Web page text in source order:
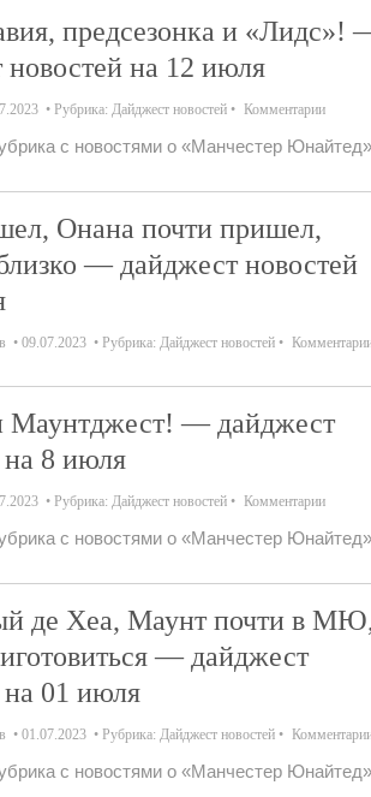
предсезонка и «Лидс»!
новостей на 12 июля
Рубрика: Дайджест новостей Комментарии
с новостями о «Манчестер
Онана почти пришел,
— дайджест новостей
09.07.2023 Рубрика: Дайджест новостей
Маунтджест! — дайджест
на 8 июля
Рубрика: Дайджест новостей Комментарии
с новостями о «Манчестер
де Хеа, Маунт почти в МЮ,
— дайджест
на 01 июля
01.07.2023 Рубрика: Дайджест новостей
с новостями о «Манчестер